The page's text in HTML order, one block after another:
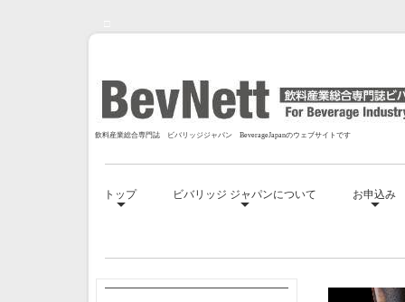
飲料産業総合専門誌 ビバリッジジャパン BeverageJapanのウェブサイトです
トップ ビバリッジ ジャパンについて お申込み